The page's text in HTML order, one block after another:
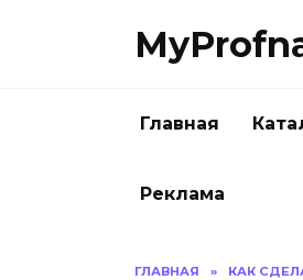
Главная
Реклама
ГЛАВНАЯ » КАК